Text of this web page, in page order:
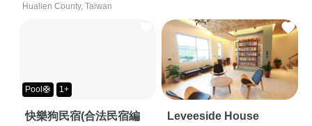
Hualien County, Taiwan
Pool🛟 1+
快樂狗民宿(合法民宿編
Leveeside House